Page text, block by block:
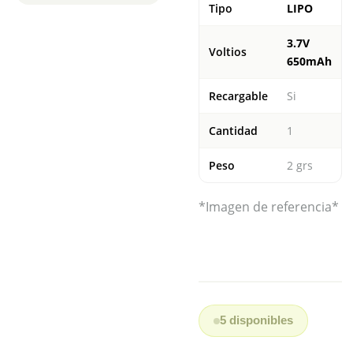
Tipo LIPO
Voltios
3.7V
650mAh
Recargable Si
Cantidad 1
Peso 2 grs
*Imagen de referencia*
5 disponibles